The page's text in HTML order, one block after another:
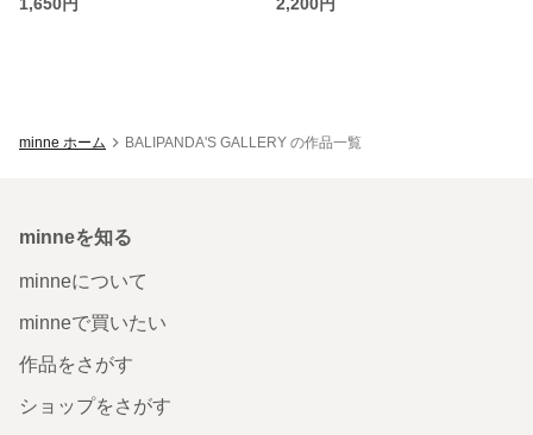
minne ホーム BALIPANDA'S GALLERY の作品一覧
minneを知る
minneについて
minneで買いたい
作品をさがす
ショップをさがす